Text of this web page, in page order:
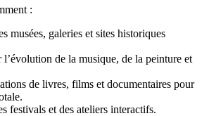
:
musées, galeries et sites historiques
l’évolution de la musique, de la peinture et
de livres, films et documentaires pour
festivals et des ateliers interactifs.